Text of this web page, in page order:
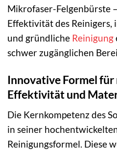
Mikrofaser-Felgenbürste
Effektivität des Reinigers,
und gründliche Reinigung
schwer zugänglichen
Innovative Formel für
Effektivität und
Die Kernkompetenz des
in seiner
Reinigungsformel. Diese